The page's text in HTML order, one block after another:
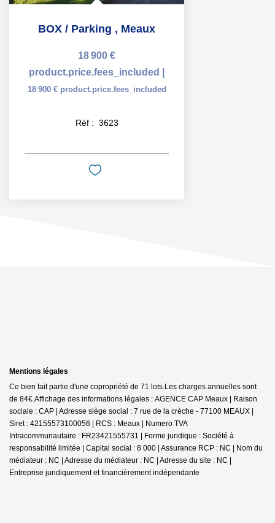
BOX / Parking , Meaux
18 900 €
product.price.fees_included
18 900 € product.price.fees_included
Réf : 3623
Mentions légales
Ce bien fait partie d'une copropriété de 71 lots.Les charges annuelles sont
de 84€.Affichage des informations légales : AGENCE CAP Meaux | Raison
sociale : CAP | Adresse siège social : 7 rue de la crèche - 77100 MEAUX |
Siret : 42155573100056 | RCS : Meaux | Numero TVA
Intracommunautaire : FR23421555731 | Forme juridique : Société à
responsabilité limitée | Capital social : 8 000 | Assurance RCP : NC | Nom du
médiateur : NC | Adresse du médiateur : NC | Adresse du site : NC |
Entreprise juridiquement et financièrement indépendante